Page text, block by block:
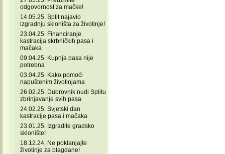
odgovornost za mačke!
14.05.25. Split najavio
izgradnju skloništa za životinje!
23.04.25. Financiranje
kastracija skrbničkih pasa i
mačaka
09.04.25. Kupnja pasa nije
potrebna
03.04.25. Kako pomoći
napuštenim životinjama
26.02.25. Dubrovnik nudi Splitu
zbrinjavanje svih pasa
24.02.25. Svjetski dan
kastracije pasa i mačaka
23.01.25. Izgradite gradsko
sklonište!
18.12.24. Ne poklanjajte
životinje za blagdane!